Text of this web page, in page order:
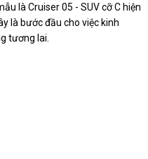
là Cruiser 05 - SUV cỡ C hiện
là bước đầu cho việc kinh
tương lai.